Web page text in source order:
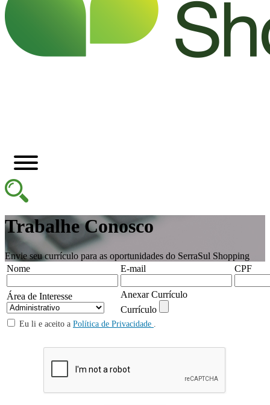
Trabalhe Conosco
Envie seu currículo para as oportunidades do SerraSul Shopping
Nome
E-mail CPF
Área de Interesse
Anexar Currículo
Currículo
Eu li e aceito a Política de Privacidade